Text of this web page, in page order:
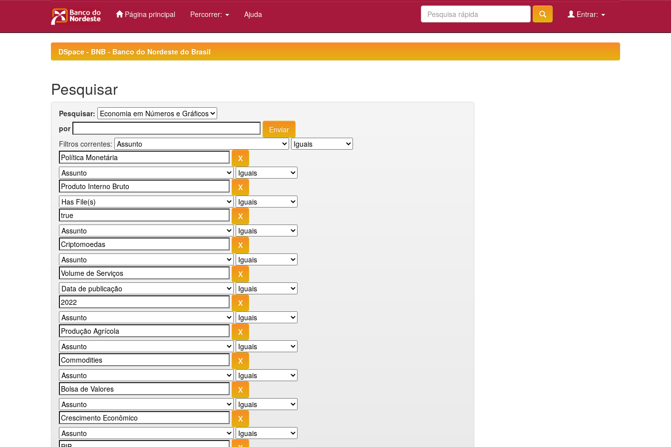
Página principal Percorrer: Ajuda Entrar:
DSpace - BNB - Banco do Nordeste do Brasil
Pesquisar
Pesquisar:
por
Filtros correntes: